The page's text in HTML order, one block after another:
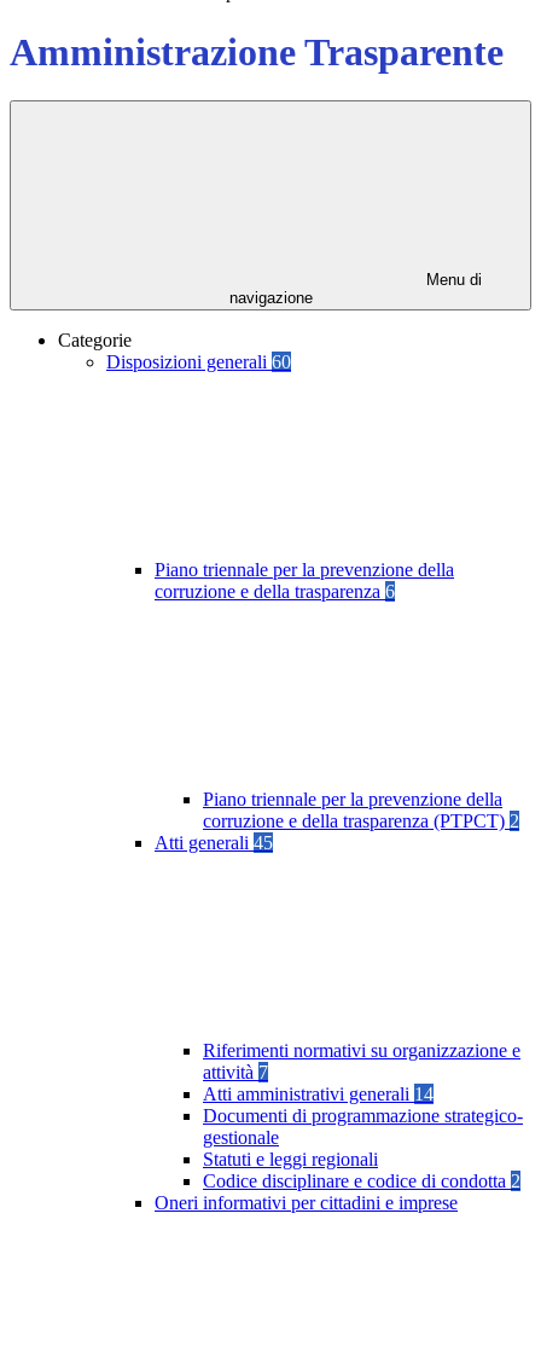
Amministrazione Trasparente
Menu di
navigazione
Categorie
Disposizioni generali 60
Piano triennale per la prevenzione della
corruzione e della trasparenza 6
Piano triennale per la prevenzione della
corruzione e della trasparenza (PTPCT) 2
Atti generali 45
Riferimenti normativi su organizzazione e
attività 7
Atti amministrativi generali 14
Documenti di programmazione strategico-
gestionale
Statuti e leggi regionali
Codice disciplinare e codice di condotta 2
Oneri informativi per cittadini e imprese